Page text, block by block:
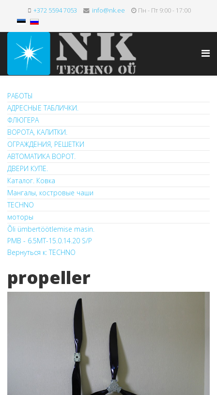
+372 5594 7053 info@nk.ee Пн - Пт 9:00 - 17:00
РАБОТЫ
АДРЕСНЫЕ ТАБЛИЧКИ.
ФЛЮГЕРА
ВОРОТА, КАЛИТКИ.
ОГРАЖДЕНИЯ, РЕШЕТКИ
АВТОМАТИКА ВОРОТ.
ДВЕРИ КУПЕ.
Каталог. Ковка
Мангалы, костровые чаши
TECHNO
моторы
Õli ümbertöötlemise masin.
PMB - 6.5MT-15.0.14.20 S/P
Вернуться к: TECHNO
propeller